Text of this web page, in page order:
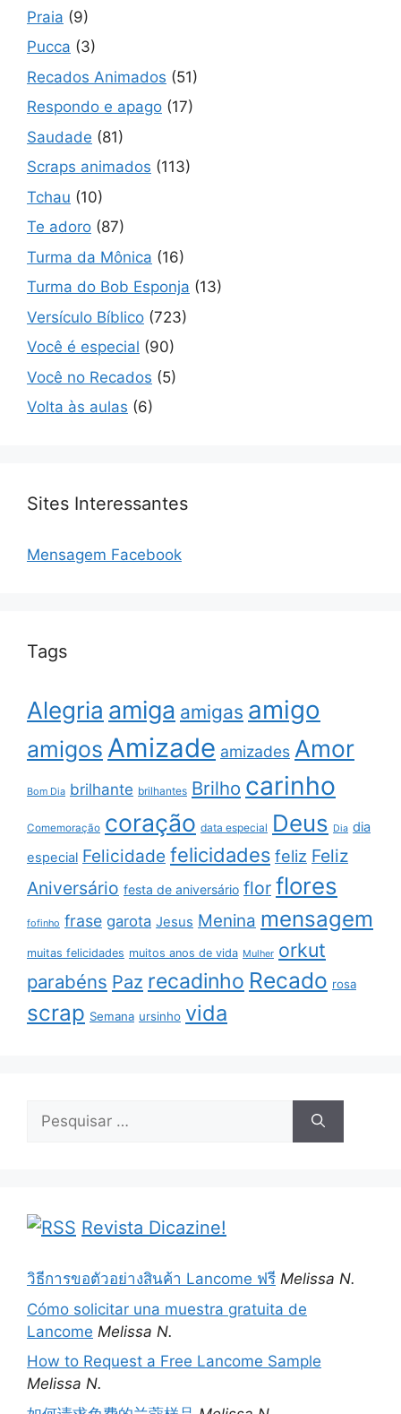
Praia (9)
Pucca (3)
Recados Animados (51)
Respondo e apago (17)
Saudade (81)
Scraps animados (113)
Tchau (10)
Te adoro (87)
Turma da Mônica (16)
Turma do Bob Esponja (13)
Versículo Bíblico (723)
Você é especial (90)
Você no Recados (5)
Volta às aulas (6)
Sites Interessantes
Mensagem Facebook
Tags
Alegria amiga amigas amigo
amigos Amizade amizades Amor
Bom Dia brilhante brilhantes Brilho carinho
Comemoração coração data especial Deus Dia dia
especial Felicidade felicidades feliz Feliz
Aniversário festa de aniversário flor flores
fofinho frase garota Jesus Menina mensagem
muitas felicidades muitos anos de vida Mulher orkut
parabéns Paz recadinho Recado rosa
scrap Semana ursinho vida
Pesquisar
Revista Dicazine!
วิธีการขอตัวอย่างสินค้า Lancome ฟรี Melissa N.
Cómo solicitar una muestra gratuita de
Lancome Melissa N.
How to Request a Free Lancome Sample
Melissa N.